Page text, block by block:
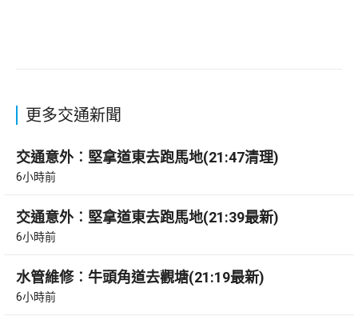
更多交通新聞
交通意外︰堅拿道東去跑馬地(21:47清理)
6小時前
交通意外︰堅拿道東去跑馬地(21:39最新)
6小時前
水管維修︰牛頭角道去觀塘(21:19最新)
6小時前